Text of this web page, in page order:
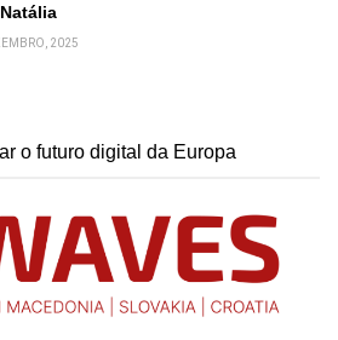
2025
o futuro digital da Europa